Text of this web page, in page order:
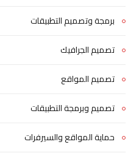
برمجة وتصميم التطبيقات
تصميم الجرافيك
تصميم المواقع
تصميم وبرمجة التطبيقات
حماية المواقع والسيرفرات